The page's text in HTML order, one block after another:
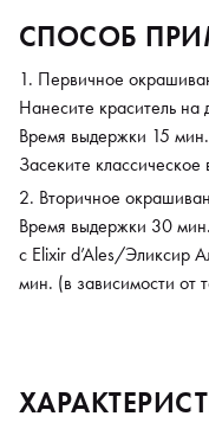
СПОСОБ
Первичное
Нанесите краситель на
Время выдержки 15
Засеките
Вторичное
Время выдержки 30
с Elixir d’Ales/Эликсир
мин. (в зависимости от